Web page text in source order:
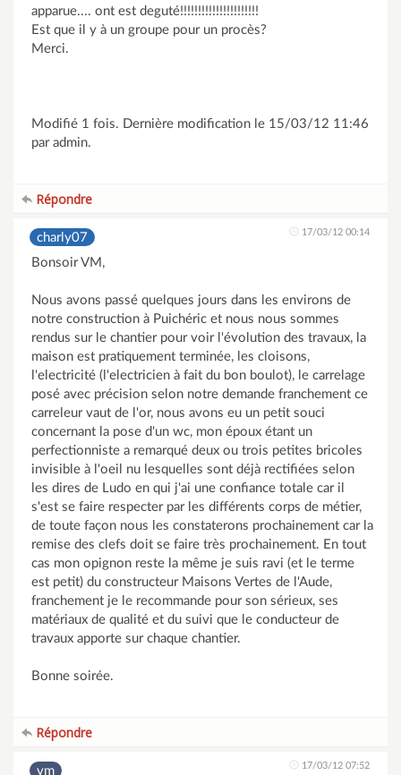
apparue.... ont est deguté!!!!!!!!!!!!!!!!!!!!!!
Est que il y à un groupe pour un procès?
Merci.
Modifié 1 fois. Dernière modification le 15/03/12 11:46
par admin.
Répondre
charly07 17/03/12 00:14
Bonsoir VM,
Nous avons passé quelques jours dans les environs de
notre construction à Puichéric et nous nous sommes
rendus sur le chantier pour voir l'évolution des travaux, la
maison est pratiquement terminée, les cloisons,
l'electricité (l'electricien à fait du bon boulot), le carrelage
posé avec précision selon notre demande franchement ce
carreleur vaut de l'or, nous avons eu un petit souci
concernant la pose d'un wc, mon époux étant un
perfectionniste a remarqué deux ou trois petites bricoles
invisible à l'oeil nu lesquelles sont déjà rectifiées selon
les dires de Ludo en qui j'ai une confiance totale car il
s'est se faire respecter par les différents corps de métier,
de toute façon nous les constaterons prochainement car la
remise des clefs doit se faire très prochainement. En tout
cas mon opignon reste la même je suis ravi (et le terme
est petit) du constructeur Maisons Vertes de l'Aude,
franchement je le recommande pour son sérieux, ses
matériaux de qualité et du suivi que le conducteur de
travaux apporte sur chaque chantier.
Bonne soirée.
Répondre
vm 17/03/12 07:52